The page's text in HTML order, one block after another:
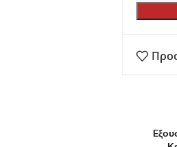
Slow Jigging - Light Jigging